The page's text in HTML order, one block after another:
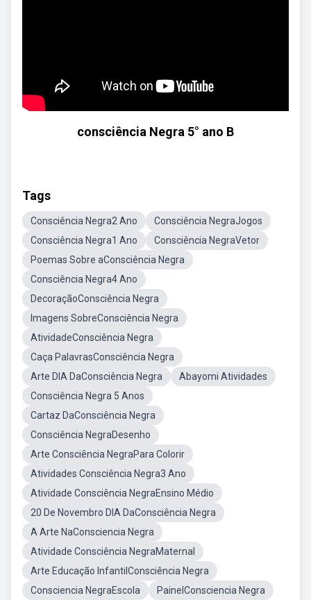
consciência Negra 5° ano B
Tags
Consciência Negra2 Ano
Consciência NegraJogos
Consciência Negra1 Ano
Consciência NegraVetor
Poemas Sobre aConsciência Negra
Consciência Negra4 Ano
DecoraçãoConsciência Negra
Imagens SobreConsciência Negra
AtividadeConsciência Negra
Caça PalavrasConsciência Negra
Arte DIA DaConsciência Negra
Abayomi Atividades
Consciência Negra 5 Anos
Cartaz DaConsciência Negra
Consciência NegraDesenho
Arte Consciência NegraPara Colorir
Atividades Consciência Negra3 Ano
Atividade Consciência NegraEnsino Médio
20 De Novembro DIA DaConsciência Negra
A Arte NaConsciencia Negra
Atividade Consciência NegraMaternal
Arte Educação InfantilConsciência Negra
Consciencia NegraEscola
PainelConsciencia Negra